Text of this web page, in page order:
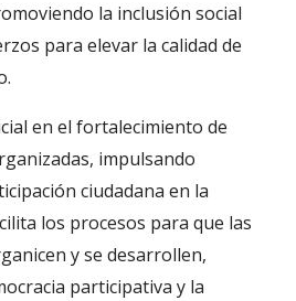
la inclusión social
para elevar la calidad de
en el fortalecimiento de
impulsando
ciudadana en la
los procesos para que las
y se desarrollen,
participativa y la